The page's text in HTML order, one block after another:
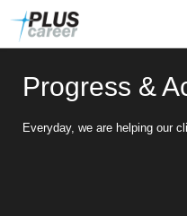
Progress &
Everyday, we are helping our